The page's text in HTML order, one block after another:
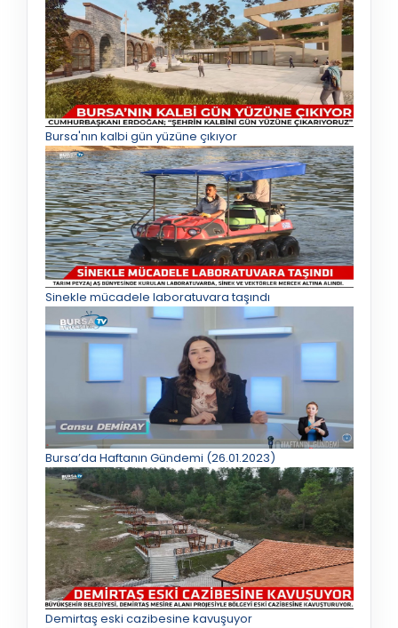
Bursa'nın kalbi gün yüzüne çıkıyor
Sinekle mücadele laboratuvara taşındı
Bursa’da Haftanın Gündemi (26.01.2023)
Demirtaş eski cazibesine kavuşuyor